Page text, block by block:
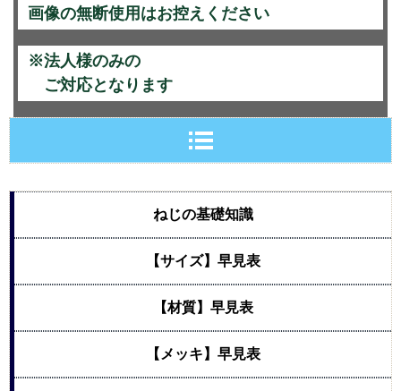
画像の無断使用はお控えください
※法人様のみの
ご対応となります
ねじの基礎知識
【サイズ】早見表
【材質】早見表
【メッキ】早見表